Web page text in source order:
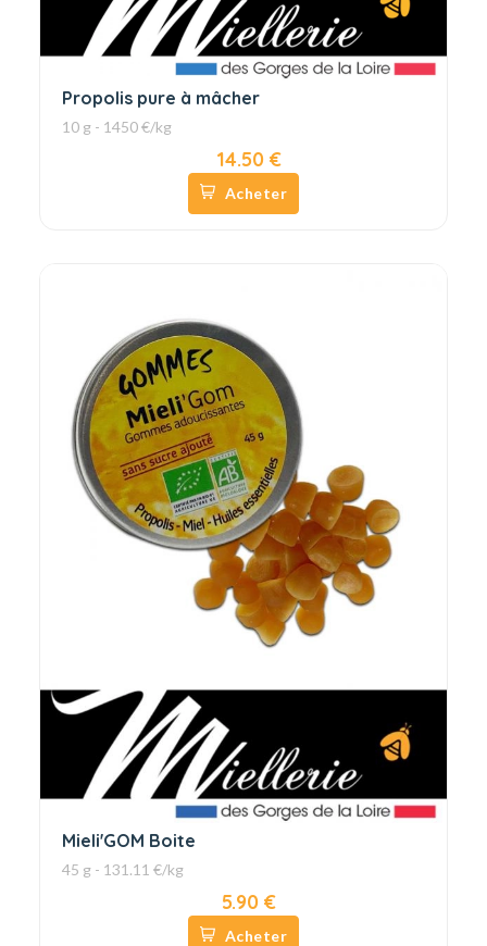
Propolis pure à mâcher
10 g - 1450 €/kg
14.50 €
Acheter
Mieli'GOM Boite
45 g - 131.11 €/kg
5.90 €
Acheter